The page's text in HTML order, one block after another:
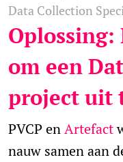
Data Collection
Oplossing:
om een
project uit
PVCP enArtefact
nauw samen aan